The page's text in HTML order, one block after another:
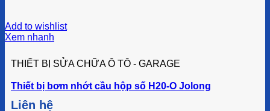
Add to wishlist
Xem nhanh
THIẾT BỊ SỬA CHỮA Ô TÔ - GARAGE
Thiết bị bơm nhớt cầu hộp số H20-O Jolong
Liên hệ